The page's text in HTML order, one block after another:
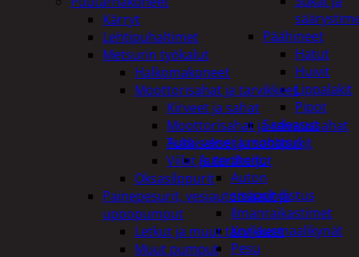
Päähineet
Hatut
Huivit
Lippalakit
Pipot
Sadeasut
Auto, vene ja moottori
Autonhoito
Auton
sisäpuhdistus
Ilmanraikastimet
Korjausmaalikynät
Pesu
Kärryt
Lehtipuhaltimet
Metsurin työkalut
Halkomakoneet
Moottorisahat ja tarvikkeet
Kirveet ja sahat
Moottorisahat ja raivaussahat
Tukkisakset ja sahapukit
Viilat ja teräketjut
Oksasilppurit
Painepesurit, vesiautomaatit ja
uppopumput
Letkut ja muut tarvikkeet
Muut pumput